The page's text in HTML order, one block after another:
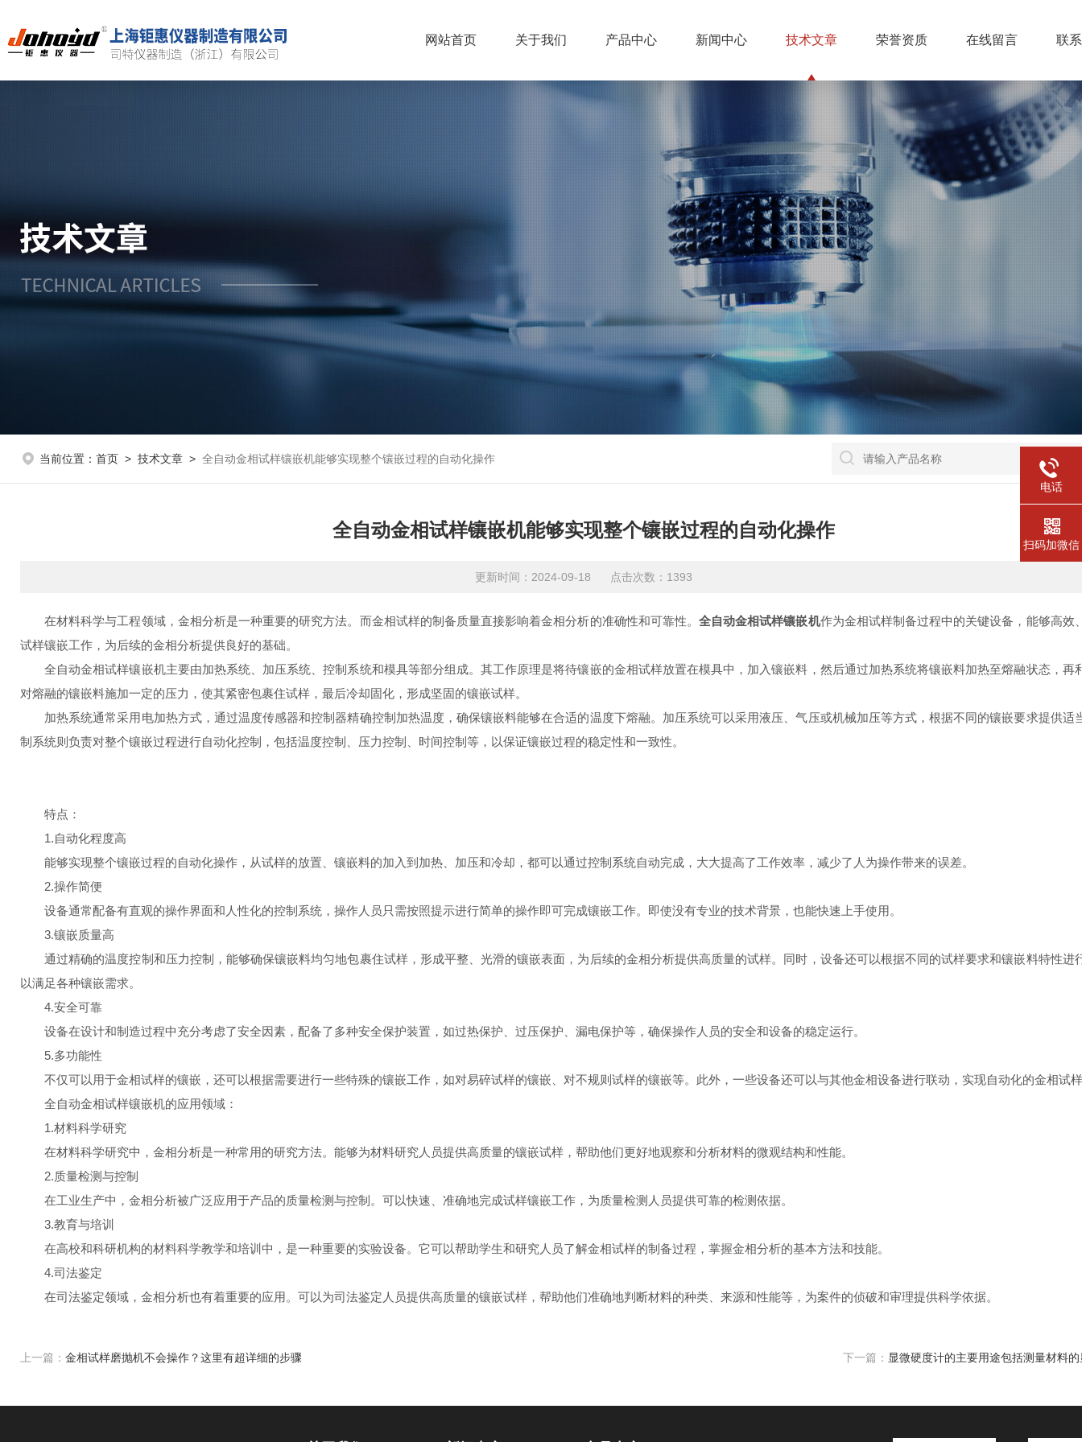
网站首页 关于我们 产品中心 新闻中心 技术文章 荣誉资质 在线留言 联
当前位置： 首页 > 技术文章 > 全自动金相试样镶嵌机能够实现整个镶嵌过程的自动化操作
全自动金相试样镶嵌机能够实现整个镶嵌过程的自动化操作
更新时间：2024-09-18 点击次数：1393
在材料科学与工程领域，金相分析是一种重要的研究方法。而金相试样的制备质量直接影响着金相分析的准确性和可靠性。全自动金相试样镶嵌机作为金相试样制备过程中的关键设备，能够高效
试样镶嵌工作，为后续的金相分析提供良好的基础。
全自动金相试样镶嵌机主要由加热系统、加压系统、控制系统和模具等部分组成。其工作原理是将待镶嵌的金相试样放置在模具中，加入镶嵌料，然后通过加热系统将镶嵌料加热至熔融状态，再
对熔融的镶嵌料施加一定的压力，使其紧密包裹住试样，最后冷却固化，形成坚固的镶嵌试样。
加热系统通常采用电加热方式，通过温度传感器和控制器精确控制加热温度，确保镶嵌料能够在合适的温度下熔融。加压系统可以采用液压、气压或机械加压等方式，根据不同的镶嵌要求提供适
制系统则负责对整个镶嵌过程进行自动化控制，包括温度控制、压力控制、时间控制等，以保证镶嵌过程的稳定性和一致性。
特点：
1.自动化程度高
能够实现整个镶嵌过程的自动化操作，从试样的放置、镶嵌料的加入到加热、加压和冷却，都可以通过控制系统自动完成，大大提高了工作效率，减少了人为操作带来的误差。
2.操作简便
设备通常配备有直观的操作界面和人性化的控制系统，操作人员只需按照提示进行简单的操作即可完成镶嵌工作。即使没有专业的技术背景，也能快速上手使用。
3.镶嵌质量高
通过精确的温度控制和压力控制，能够确保镶嵌料均匀地包裹住试样，形成平整、光滑的镶嵌表面，为后续的金相分析提供高质量的试样。同时，设备还可以根据不同的试样要求和镶嵌料特性进
以满足各种镶嵌需求。
4.安全可靠
设备在设计和制造过程中充分考虑了安全因素，配备了多种安全保护装置，如过热保护、过压保护、漏电保护等，确保操作人员的安全和设备的稳定运行。
5.多功能性
不仅可以用于金相试样的镶嵌，还可以根据需要进行一些特殊的镶嵌工作，如对易碎试样的镶嵌、对不规则试样的镶嵌等。此外，一些设备还可以与其他金相设备进行联动，实现自动化的金相试
全自动金相试样镶嵌机的应用领域：
1.材料科学研究
在材料科学研究中，金相分析是一种常用的研究方法。能够为材料研究人员提供高质量的镶嵌试样，帮助他们更好地观察和分析材料的微观结构和性能。
2.质量检测与控制
在工业生产中，金相分析被广泛应用于产品的质量检测与控制。可以快速、准确地完成试样镶嵌工作，为质量检测人员提供可靠的检测依据。
3.教育与培训
在高校和科研机构的材料科学教学和培训中，是一种重要的实验设备。它可以帮助学生和研究人员了解金相试样的制备过程，掌握金相分析的基本方法和技能。
4.司法鉴定
在司法鉴定领域，金相分析也有着重要的应用。可以为司法鉴定人员提供高质量的镶嵌试样，帮助他们准确地判断材料的种类、来源和性能等，为案件的侦破和审理提供科学依据。
上一篇： 金相试样磨抛机不会操作？这里有超详细的步骤 下一篇： 显微硬度计的主要用途包括测量材料
电话
扫码加微信